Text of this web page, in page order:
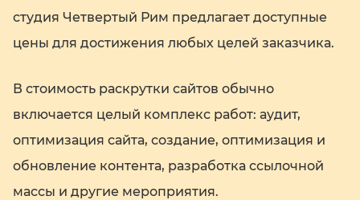
студия Четвертый Рим предлагает доступные
цены для достижения любых целей заказчика.
В стоимость раскрутки сайтов обычно
включается целый комплекс работ: аудит,
оптимизация сайта, создание, оптимизация и
обновление контента, разработка ссылочной
массы и другие мероприятия.